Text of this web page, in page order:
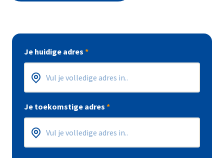
Je huidige adres *
Postcode*
Huisnummer*
Je toekomstige adres *